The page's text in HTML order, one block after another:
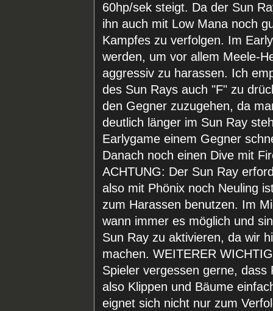
60hp/sek steigt. Da der Sun
ihn auch mit Low Mana noch
Kampfes zu verfolgen. Im
werden, um vor allem Meele-
aggressiv zu harassen. Ich
des Sun Rays auch "F" zu
den Gegner zuzugehen, da
deutlich länger im Sun Ray
Earlygame einem Gegner
Danach noch einen Dive mit
ACHTUNG: Der Sun Ray
also mit Phönix noch Neuling
zum Harassen benutzen. Im
wann immer es möglich und
Sun Ray zu aktivieren, da wir
machen. WEITERER
Spieler vergessen gerne, dass
also Klippen und Bäume
eignet sich nicht nur zum